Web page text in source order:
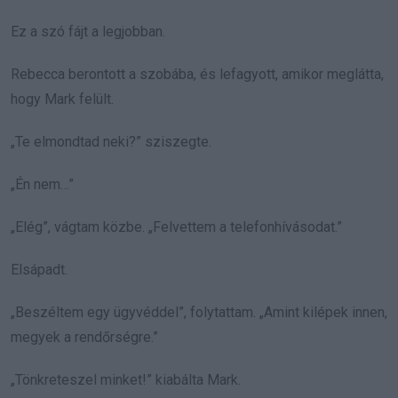
Ez a szó fájt a legjobban.
Rebecca berontott a szobába, és lefagyott, amikor meglátta,
hogy Mark felült.
„Te elmondtad neki?” sziszegte.
„Én nem…”
„Elég”, vágtam közbe. „Felvettem a telefonhívásodat.”
Elsápadt.
„Beszéltem egy ügyvéddel”, folytattam. „Amint kilépek innen,
megyek a rendőrségre.”
„Tönkreteszel minket!” kiabálta Mark.